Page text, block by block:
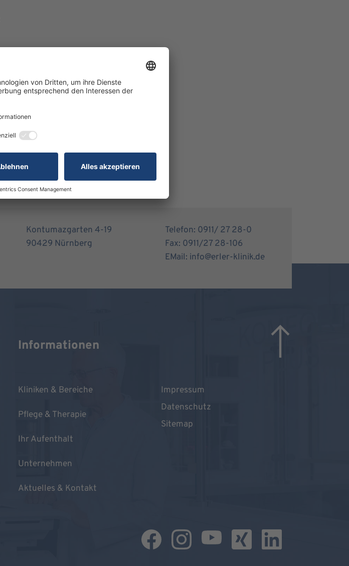
Kontumazgarten 4-19
90429 Nürnberg
Telefon: 0911/ 27 28-0
Fax: 0911/27 28-106
EMail: info@erler-klinik.de
Informationen
Kliniken & Bereiche
Pflege & Therapie
Ihr Aufenthalt
Unternehmen
Aktuelles & Kontakt
Impressum
Datenschutz
Sitemap